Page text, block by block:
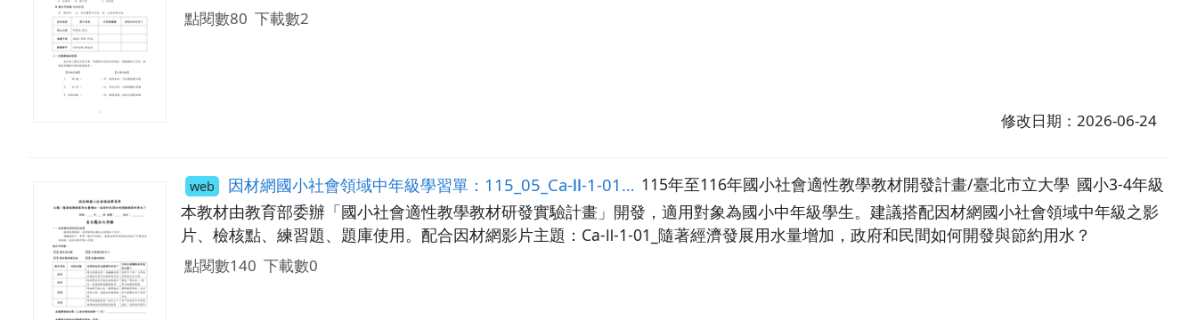
點閱數80 下載數2
修改日期：2026-06-24
web 因材網國小社會領域中年級學習單：115_05_Ca-Ⅱ-1-01_隨著經濟發展用水量增加，政府和民間如何開發與節約用水？ 115年至116年國小社會適性教學教材開發計畫/臺北市立大學 國小3-4年級
本教材由教育部委辦「國小社會適性教學教材研發實驗計畫」開發，適用對象為國小中年級學生。建議搭配因材網國小社會領域中年級之影
片、檢核點、練習題、題庫使用。配合因材網影片主題：Ca-Ⅱ-1-01_隨著經濟發展用水量增加，政府和民間如何開發與節約用水？
點閱數140 下載數0